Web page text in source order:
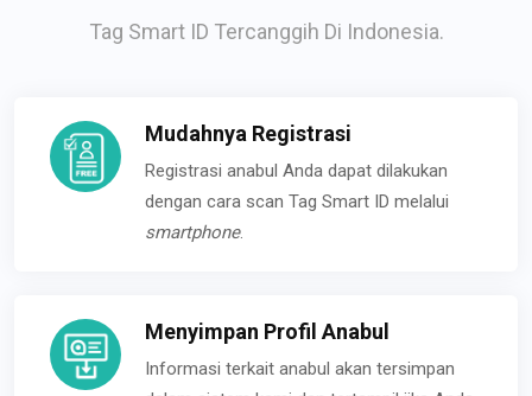
Tag Smart ID Tercanggih Di Indonesia.
Mudahnya Registrasi
Registrasi anabul Anda dapat dilakukan
dengan cara scan Tag Smart ID melalui
smartphone.
Menyimpan Profil Anabul
Informasi terkait anabul akan tersimpan